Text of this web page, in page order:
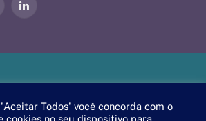
LinkedIn
2026 ANBA - Agência de Notícias Brasil-
Todos' você concorda com o
cookies no seu dispositivo para